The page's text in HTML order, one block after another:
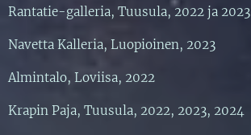
Rantatie-galleria, Tuusula, 2022 ja 2023
Navetta Kalleria, Luopioinen, 2023
Almintalo, Loviisa, 2022
Krapin Paja, Tuusula, 2022, 2023, 2024